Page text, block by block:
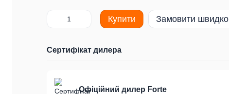
Купити Замовити швидко
Сертифікат дилера
Офіційний дилер Forte